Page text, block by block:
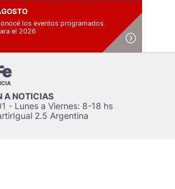
los eventos programados
el 2026
A NOTICIAS
- Lunes a Viernes: 8-18 hs
2.5 Argentina